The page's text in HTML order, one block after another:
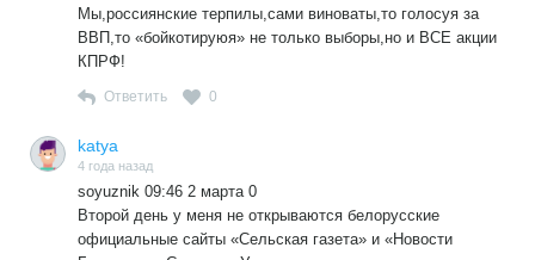
ее основных воинских группировок.
Мы,россиянские терпилы,сами виноваты,то голосуя за
ВВП,то «бойкотируюя» не только выборы,но и ВСЕ акции
КПРФ!
Ответить 0
katya
4 года назад
soyuznik 09:46 2 марта 0
Второй день у меня не открываются белорусские
официальные сайты «Сельская газета» и «Новости